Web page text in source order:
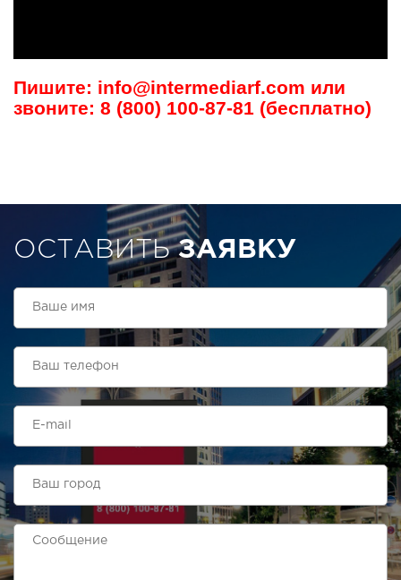
Пишите: info@intermediarf.com или
звоните: 8 (800) 100-87-81 (бесплатно)
ОСТАВИТЬЗАЯВКУ